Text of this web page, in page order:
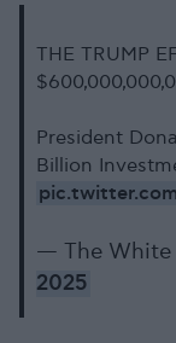
THE TRUMP
President
Billion
— The White
2025